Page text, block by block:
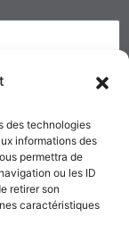
des technologies
informations des
permettra de
ou les ID
retirer son
caractéristiques